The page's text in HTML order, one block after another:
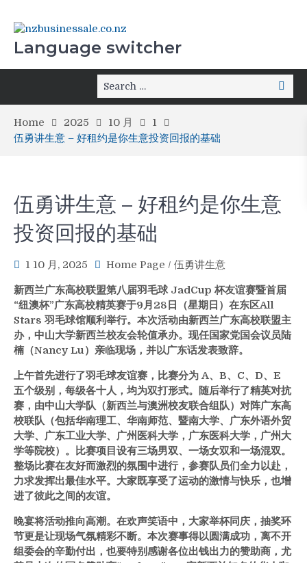
Language switcher
Home 2025 10 月
1
伍勇讲生意 – 好租约是你生意投资回报的基础
伍勇讲生意 – 好租约是你生意
投资回报的基础
1 10 月, 2025 Home Page / 伍勇讲生意
新西兰广东高校联盟第八届羽毛球 JadCup 杯友谊赛暨首届
“纽澳杯”广东高校精英赛于9月28日（星期日）在东区All
Stars 羽毛球馆顺利举行。本次活动由新西兰广东高校联盟主
办，中山大学新西兰校友会轮值承办。现任国家党国会议员陆
楠（Nancy Lu）亲临现场，并以广东话发表致辞。
上午首先进行了羽毛球友谊赛，比赛分为 A、B、C、D、E
五个级别，每级各十人，均为双打形式。随后举行了精英对抗
赛，由中山大学队（新西兰与澳洲校友联合组队）对阵广东高
校联队（包括华南理工、华南师范、暨南大学、广东外语外贸
大学、广东工业大学、广州医科大学，广东医科大学，广州大
学等院校）。比赛项目设有三场男双、一场女双和一场混双。
整场比赛在友好而激烈的氛围中进行，参赛队员们全力以赴，
力求发挥出最佳水平。大家既享受了运动的激情与快乐，也增
进了彼此之间的友谊。
晚宴将活动推向高潮。在欢声笑语中，大家举杯同庆，抽奖环
节更是让现场气氛精彩不断。本次赛事得以圆满成功，离不开
组委会的辛勤付出，也要特别感谢各位出钱出力的赞助商，尤